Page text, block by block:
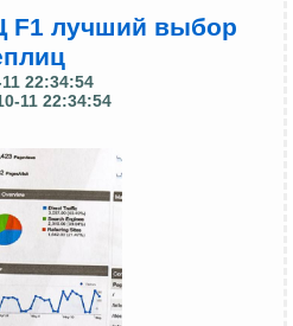
F1 лучший выбор
22:34:54
11 22:34:54